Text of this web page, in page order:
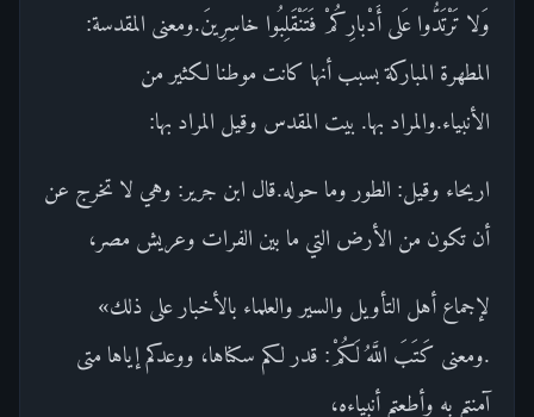
وَلا تَرْتَدُّوا عَلى أَدْبارِكُمْ فَتَنْقَلِبُوا خاسِرِينَ.ومعنى المقدسة:
المطهرة المباركة بسبب أنها كانت موطنا لكثير من
الأنبياء.والمراد بها. بيت المقدس وقيل المراد بها:
اريحاء وقيل: الطور وما حوله.قال ابن جرير: وهي لا تخرج عن
أن تكون من الأرض التي ما بين الفرات وعريش مصر،
لإجماع أهل التأويل والسير والعلماء بالأخبار على ذلك»
.ومعنى كَتَبَ اللَّهُ لَكُمْ: قدر لكم سكناها، ووعدكم إياها متى
آمنتم به وأطعتم أنبياءه،